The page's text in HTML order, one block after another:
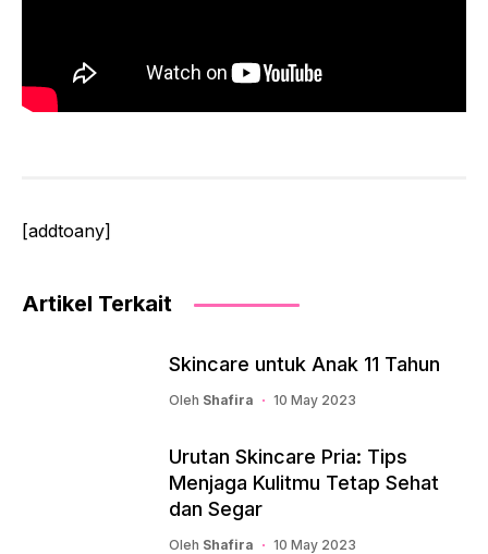
[addtoany]
Artikel Terkait
Skincare untuk Anak 11 Tahun
Oleh Shafira 10 May 2023
Urutan Skincare Pria: Tips
Menjaga Kulitmu Tetap Sehat
dan Segar
Oleh Shafira 10 May 2023